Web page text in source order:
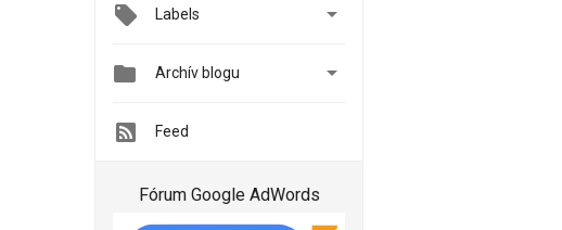
Labels 
 Archív blogu 
Feed
Fórum Google AdWords